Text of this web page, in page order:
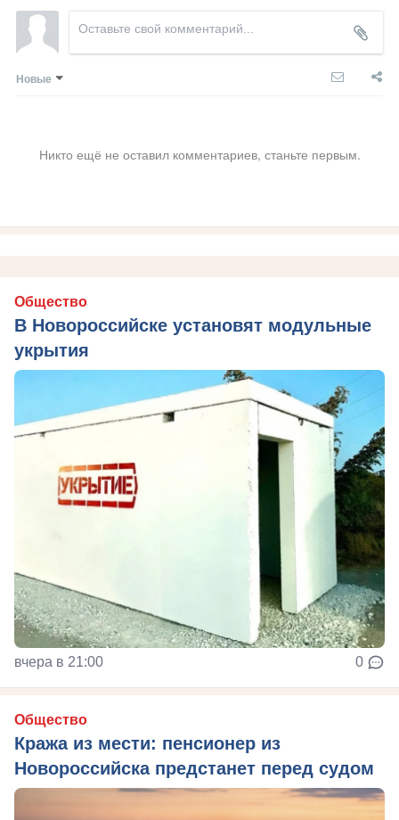
Новые
Никто ещё не оставил комментариев, станьте первым.
Общество
В Новороссийске установят модульные
укрытия
вчера в 21:00 0
Общество
Кража из мести: пенсионер из
Новороссийска предстанет перед судом